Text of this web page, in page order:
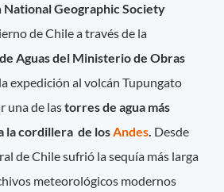
National Geographic Society
de Chile a través de la
Aguas del Ministerio de Obras
expedición al volcán Tupungato
una de lastorres de agua más
la cordillera de losAndes. Desde
de Chile sufrió la sequía más larga
meteorológicos modernos